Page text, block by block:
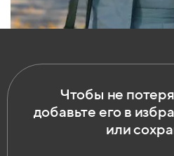
Чтобы не
добавьте его в
или